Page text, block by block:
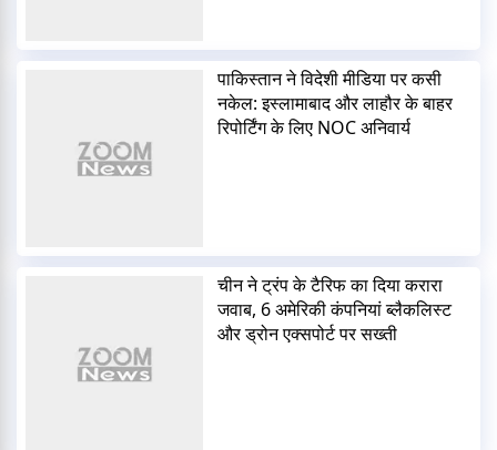
पाकिस्तान ने विदेशी मीडिया पर कसी
नकेल: इस्लामाबाद और लाहौर के बाहर
रिपोर्टिंग के लिए NOC अनिवार्य
चीन ने ट्रंप के टैरिफ का दिया करारा
जवाब, 6 अमेरिकी कंपनियां ब्लैकलिस्ट
और ड्रोन एक्सपोर्ट पर सख्ती